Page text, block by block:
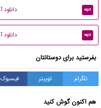
mp3 دانلود
mp3 دانلود
بفرستید برای دوستانتان
تلگرام توییتر فیسبوک
هم اکنون گوش کنید